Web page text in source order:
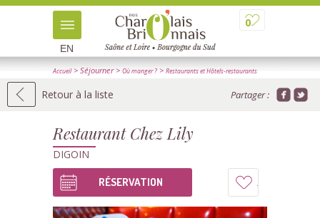
0
EN
Accueil> Séjourner> Où manger ? > Restaurants et Hôtels-restaurants
Retour à la liste Partager :
Restaurant Chez Lily
DIGOIN
à
RÉSERVATION